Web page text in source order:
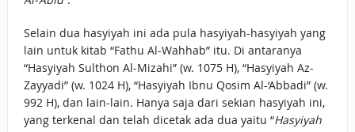
Selain dua hasyiyah ini ada pula hasyiyah-hasyiyah yang
lain untuk kitab “Fathu Al-Wahhab” itu. Di antaranya
“Hasyiyah Sulthon Al-Mizahi” (w. 1075 H), “Hasyiyah Az-
Zayyadi” (w. 1024 H), “Hasyiyah Ibnu Qosim Al-‘Abbadi” (w.
992 H), dan lain-lain. Hanya saja dari sekian hasyiyah ini,
yang terkenal dan telah dicetak ada dua yaitu “Hasyiyah